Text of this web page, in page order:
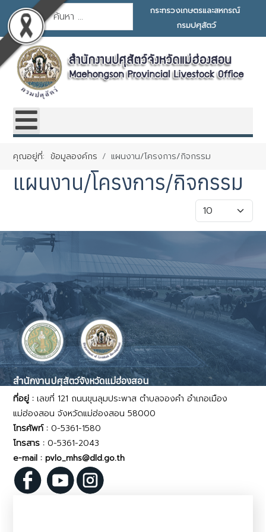
การค้นหา
กระทรวงเกษตรและสหกรณ์
กรมปศุสัตว์
คุณอยู่ที่:ข้อมูลองค์กร แผนงาน/โครงการ/กิจกรรม
แผนงาน/โครงการ/กิจกรรม
แสดง #
สำนักงานปศุสัตว์จังหวัดแม่ฮ่องสอน
ที่อยู่ :เลขที่ 121 ถนนขุนลุมประพาส ตำบลจองคำ อำเภอเมือง
แม่ฮ่องสอน จังหวัดแม่ฮ่องสอน 58000
โทรศัพท์ : 0-5361-1580
โทรสาร : 0-5361-2043
e-mail : pvlo_mhs@dld.go.th